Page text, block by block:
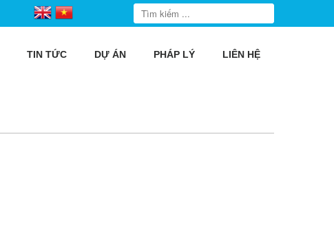
TIN TỨC DỰ ÁN PHÁP LÝ LIÊN HỆ